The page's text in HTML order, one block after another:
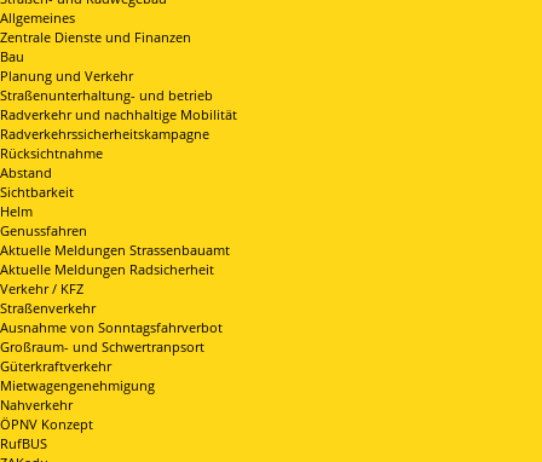
Allgemeines
Zentrale Dienste und Finanzen
Bau
Planung und Verkehr
Straßenunterhaltung- und betrieb
Radverkehr und nachhaltige Mobilität
Radverkehrssicherheitskampagne
Rücksichtnahme
Abstand
Sichtbarkeit
Helm
Genussfahren
Aktuelle Meldungen Strassenbauamt
Aktuelle Meldungen Radsicherheit
Verkehr / KFZ
Straßenverkehr
Ausnahme von Sonntagsfahrverbot
Großraum- und Schwertranpsort
Güterkraftverkehr
Mietwagengenehmigung
Nahverkehr
ÖPNV Konzept
RufBUS